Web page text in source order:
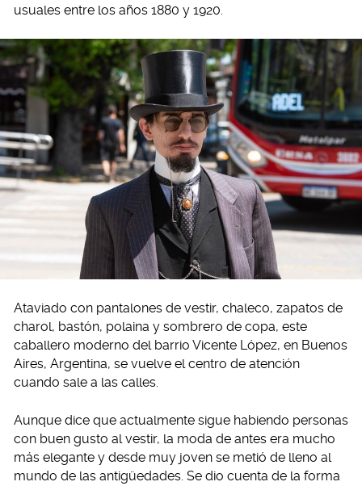
usuales entre los años 1880 y 1920.
Ataviado con pantalones de vestir, chaleco, zapatos de
charol, bastón, polaina y sombrero de copa, este
caballero moderno del barrio Vicente López, en Buenos
Aires, Argentina, se vuelve el centro de atención
cuando sale a las calles.
Aunque dice que actualmente sigue habiendo personas
con buen gusto al vestir, la moda de antes era mucho
más elegante y desde muy joven se metió de lleno al
mundo de las antigüedades. Se dio cuenta de la forma